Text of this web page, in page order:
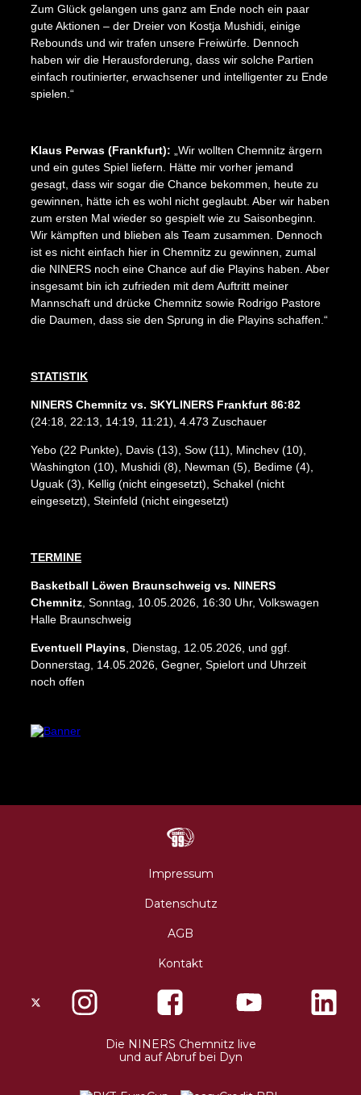
Impressum Datenschutz AGB
Zum Glück gelangen uns ganz am Ende noch ein paar
gute Aktionen – der Dreier von Kostja Mushidi, einige
Rebounds und wir trafen unsere Freiwürfe. Dennoch
haben wir die Herausforderung, dass wir solche Partien
einfach routinierter, erwachsener und intelligenter zu Ende
spielen.“
Klaus Perwas (Frankfurt): „Wir wollten Chemnitz ärgern
und ein gutes Spiel liefern. Hätte mir vorher jemand
gesagt, dass wir sogar die Chance bekommen, heute zu
gewinnen, hätte ich es wohl nicht geglaubt. Aber wir haben
zum ersten Mal wieder so gespielt wie zu Saisonbeginn.
Wir kämpften und blieben als Team zusammen. Dennoch
ist es nicht einfach hier in Chemnitz zu gewinnen, zumal
die NINERS noch eine Chance auf die Playins haben. Aber
insgesamt bin ich zufrieden mit dem Auftritt meiner
Mannschaft und drücke Chemnitz sowie Rodrigo Pastore
die Daumen, dass sie den Sprung in die Playins schaffen.“
STATISTIK
NINERS Chemnitz vs. SKYLINERS Frankfurt 86:82
(24:18, 22:13, 14:19, 11:21), 4.473 Zuschauer
Yebo (22 Punkte), Davis (13), Sow (11), Minchev (10),
Washington (10), Mushidi (8), Newman (5), Bedime (4),
Uguak (3), Kellig (nicht eingesetzt), Schakel (nicht
eingesetzt), Steinfeld (nicht eingesetzt)
TERMINE
Basketball Löwen Braunschweig vs. NINERS
Chemnitz, Sonntag, 10.05.2026, 16:30 Uhr, Volkswagen
Halle Braunschweig
Eventuell Playins, Dienstag, 12.05.2026, und ggf.
Donnerstag, 14.05.2026, Gegner, Spielort und Uhrzeit
noch offen
Impressum
Datenschutz
AGB
Kontakt
Instagram
Die NINERS Chemnitz live
und auf Abruf bei Dyn